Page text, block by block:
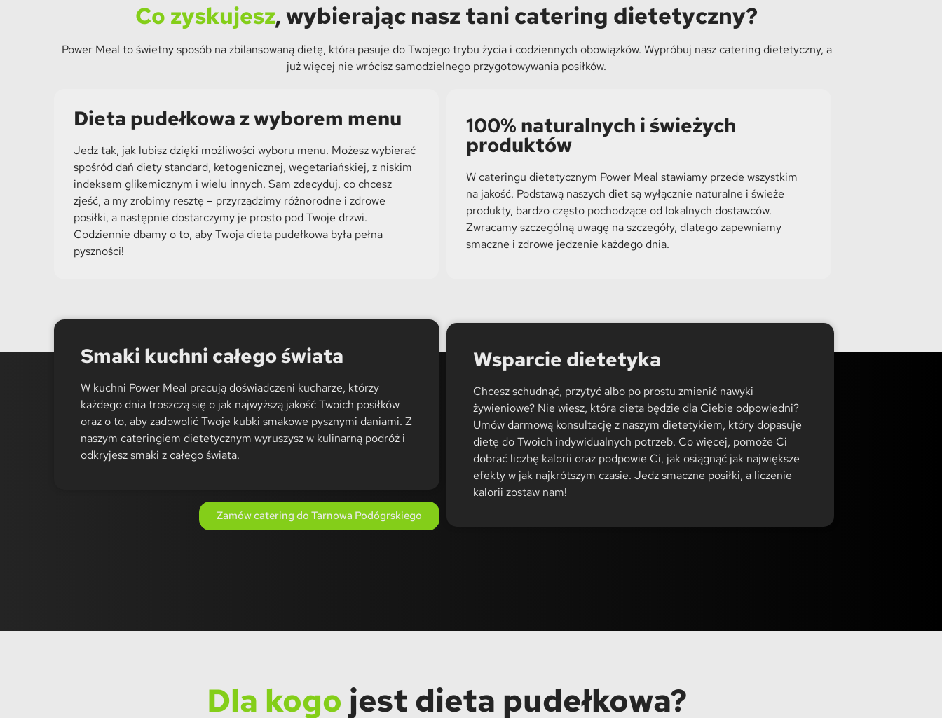
Co zyskujesz, wybierając nasz tani catering dietetyczny?
Power Meal to świetny sposób na zbilansowaną dietę, która pasuje do Twojego trybu życia i codziennych obowiązków. Wypróbuj nasz catering dietetyczny, a
już więcej nie wrócisz samodzielnego przygotowywania posiłków.
Dieta pudełkowa z wyborem menu
Jedz tak, jak lubisz dzięki możliwości wyboru menu. Możesz wybierać
spośród dań diety standard, ketogenicznej, wegetariańskiej, z niskim
indeksem glikemicznym i wielu innych. Sam zdecyduj, co chcesz
zjeść, a my zrobimy resztę – przyrządzimy różnorodne i zdrowe
posiłki, a następnie dostarczymy je prosto pod Twoje drzwi.
Codziennie dbamy o to, aby Twoja dieta pudełkowa była pełna
pyszności!
100% naturalnych i świeżych
produktów
W cateringu dietetycznym Power Meal stawiamy przede wszystkim
na jakość. Podstawą naszych diet są wyłącznie naturalne i świeże
produkty, bardzo często pochodzące od lokalnych dostawców.
Zwracamy szczególną uwagę na szczegóły, dlatego zapewniamy
smaczne i zdrowe jedzenie każdego dnia.
Smaki kuchni całego świata
W kuchni Power Meal pracują doświadczeni kucharze, którzy
każdego dnia troszczą się o jak najwyższą jakość Twoich posiłków
oraz o to, aby zadowolić Twoje kubki smakowe pysznymi daniami. Z
naszym cateringiem dietetycznym wyruszysz w kulinarną podróż i
odkryjesz smaki z całego świata.
Zamów catering do Tarnowa Podógrskiego
Wsparcie dietetyka
Chcesz schudnąć, przytyć albo po prostu zmienić nawyki
żywieniowe? Nie wiesz, która dieta będzie dla Ciebie odpowiedni?
Umów darmową konsultację z naszym dietetykiem, który dopasuje
dietę do Twoich indywidualnych potrzeb. Co więcej, pomoże Ci
dobrać liczbę kalorii oraz podpowie Ci, jak osiągnąć jak największe
efekty w jak najkrótszym czasie. Jedz smaczne posiłki, a liczenie
kalorii zostaw nam!
Dla kogo jest dieta pudełkowa?